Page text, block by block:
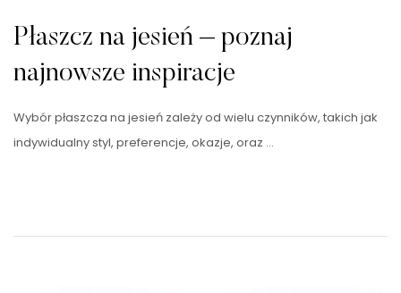
Płaszcz na jesień – poznaj
najnowsze inspiracje
Wybór płaszcza na jesień zależy od wielu czynników, takich jak
indywidualny styl, preferencje, okazje, oraz …